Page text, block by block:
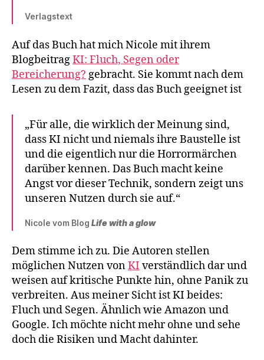
Verlagstext
Auf das Buch hat mich Nicole mit ihrem
BlogbeitragKI: Fluch, Segen oder
Bereicherung? gebracht. Sie kommt nach dem
Lesen zu dem Fazit, dass das Buch geeignet ist
„Für alle, die wirklich der Meinung sind,
dass KI nicht und niemals ihre Baustelle ist
und die eigentlich nur die Horrormärchen
darüber kennen. Das Buch macht keine
Angst vor dieser Technik, sondern zeigt uns
unseren Nutzen durch sie auf.“
Nicole vom Blog Life with a glow
Dem stimme ich zu. Die Autoren stellen
möglichen Nutzen vonKI verständlich dar und
weisen auf kritische Punkte hin, ohne Panik zu
verbreiten. Aus meiner Sicht ist KI beides:
Fluch und Segen. Ähnlich wie Amazon und
Google. Ich möchte nicht mehr ohne und sehe
doch die Risiken und Macht dahinter.